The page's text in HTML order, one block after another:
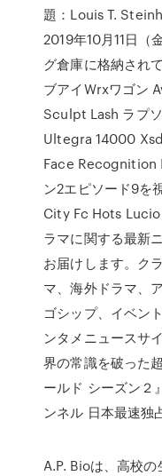
題：Louis T.
2019年10月11日（
グ倉庫に格納され
ブアイWrxワゴン
Sculpt Lash ラプ
Ultegra 14000
Face Recognition
ン2エピソード9を
City Fc Hots Lucio
ラマに関する最新
お届けします。ク
マ、海外ドラマ、
ゴシップ、イベン
ンタメニュースサ
界の常識を破った
ールド シーズン２
ンネル 日本最速独
A.P. Bioは、高校